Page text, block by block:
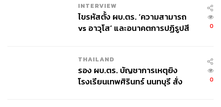
ตลาดหลักทรัพย์แห่งประเทศไทย (ตลท.)
IPO
แมนพงศ์ เสนาณรงค์
หุ้นไทย
INTERVIEW
ไขรหัสตั้ง ผบ.ตร. ‘ความสามารถ
vs อาวุโส’ และอนาคตการปฏิรูปสี
0
THAILAND
รอง ผบ.ตร. บัญชาการเหตุยิง
โรงเรียนเทพศิรินทร์ นนทบุรี สั่ง
0